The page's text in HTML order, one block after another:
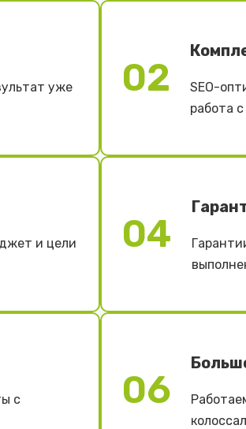
уже
02
SEO-
работа
и цели 04
с
06